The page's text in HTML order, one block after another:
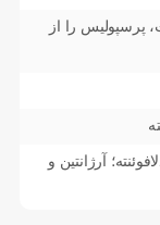
پرسپولیس را از
آرژانتین و